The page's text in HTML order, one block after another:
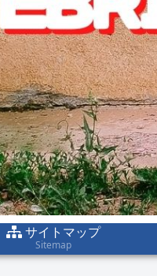
サイトマップ
Sitemap